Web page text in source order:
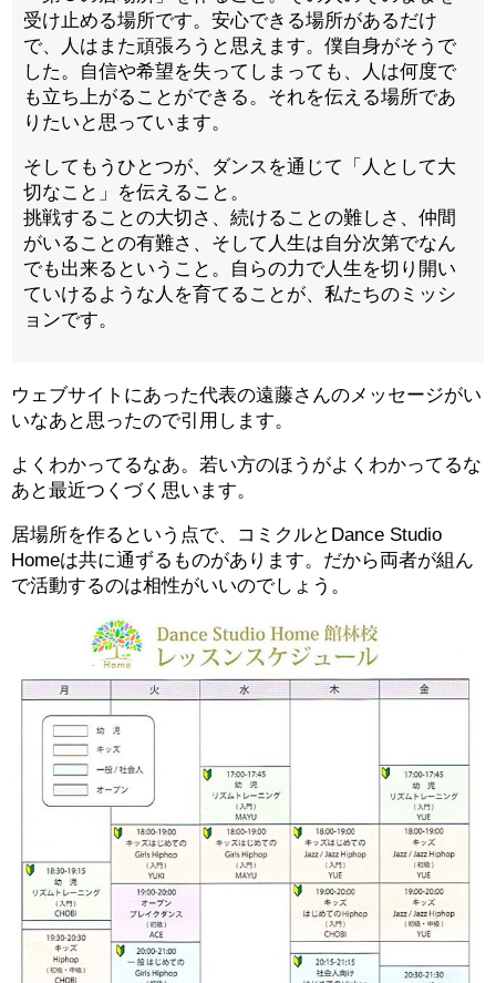
受け止める場所です。安心できる場所があるだけ
で、人はまた頑張ろうと思えます。僕自身がそうで
した。自信や希望を失ってしまっても、人は何度で
も立ち上がることができる。それを伝える場所であ
りたいと思っています。
そしてもうひとつが、ダンスを通じて「人として大
切なこと」を伝えること。
挑戦することの大切さ、続けることの難しさ、仲間
がいることの有難さ、そして人生は自分次第でなん
でも出来るということ。自らの力で人生を切り開い
ていけるような人を育てることが、私たちのミッシ
ョンです。
ウェブサイトにあった代表の遠藤さんのメッセージがい
いなあと思ったので引用します。
よくわかってるなあ。若い方のほうがよくわかってるな
あと最近つくづく思います。
居場所を作るという点で、コミクルとDance Studio
Homeは共に通ずるものがあります。だから両者が組ん
で活動するのは相性がいいのでしょう。